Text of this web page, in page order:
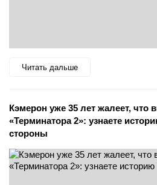
Читать дальше
Кэмерон уже 35 лет жалеет, что
«Терминатора 2»: узнаете
стороны